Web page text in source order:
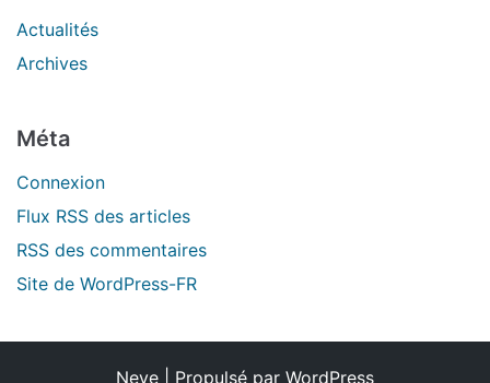
Actualités
Archives
Méta
Connexion
Flux RSS des articles
RSS des commentaires
Site de WordPress-FR
Neve | Propulsé par WordPress